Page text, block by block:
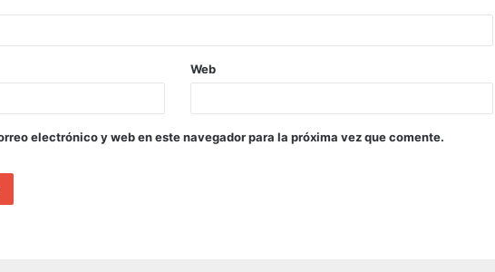
Web
electrónico y web en este navegador para la próxima vez que comente.